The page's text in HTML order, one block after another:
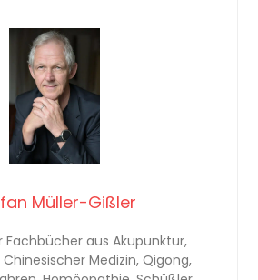
Müller-Gißler
Fachbücher aus Akupunktur,
Medizin, Qigong,